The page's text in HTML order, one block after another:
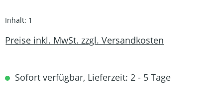
Inhalt: 1
Preise inkl. MwSt. zzgl. Versandkosten
Sofort verfügbar, Lieferzeit: 2 - 5 Tage